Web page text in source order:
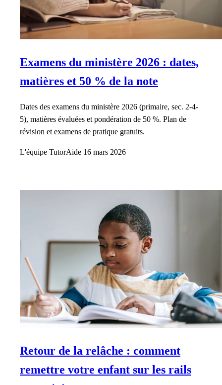
Examens du ministère 2026 : dates,
matières et 50 % de la note
Dates des examens du ministère 2026 (primaire, sec. 2-4-
5), matières évaluées et pondération de 50 %. Plan de
révision et examens de pratique gratuits.
L'équipe TutorAide 16 mars 2026
Retour de la relâche : comment
remettre votre enfant sur les rails